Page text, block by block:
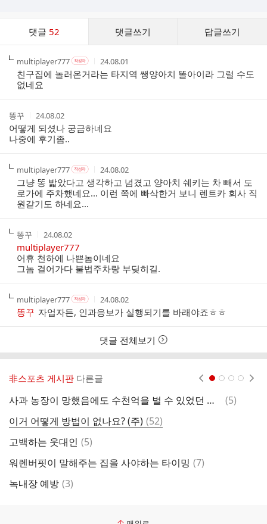
댓글 52 댓글쓰기 답글쓰기
트
작
성
자
multiplayer777작
성
자
인
작
성
자
작
성
시
24.08.01
친구집에 놀러온거라는 타지역 쌩양아치 똘아이라 그럴 수도
없네요
작
성
자
똥꾸
작
성
시
간
24.08.02
어떻게 되셨나 궁금하네요
나중에 후기좀..
작
성
자
multiplayer777작
성
자
본
인
여
작
성
자
작
성
시
간
24.08.02
그냥 똥 밟았다고 생각하고 넘겼고 양아치 쉐키는 차 빼서 도
로가에 주차했네요... 이런 쪽에 빠삭한거 보니 렌트카 회사 직
원같기도 하네요...
작
성
자
똥꾸
작
성
시
간
24.08.02
multiplayer777
어휴 천하에 나쁜놈이네요
그놈 걸어가다 불법주차랑 부딪히길.
작
성
자
multiplayer777작
성
자
본
부
작
성
자
작
성
시
간
24.08.02
똥꾸 자업자든, 인과응보가 실행되기를 바래야죠ㅎㅎ
댓글 전체보기
非스포츠 게시판 다른글
사과 농장이 망했음에도 수천억을 벌 수 있었던 이유
댓
(5)
이거 어떻게 방법이 없나요? (주) 댓
글
(52)
고백하는 웃대인 댓
(5)
워렌버핏이 말해주는 집을 사야하는 타이밍 댓
(7)
녹내장 예방 댓
(3)